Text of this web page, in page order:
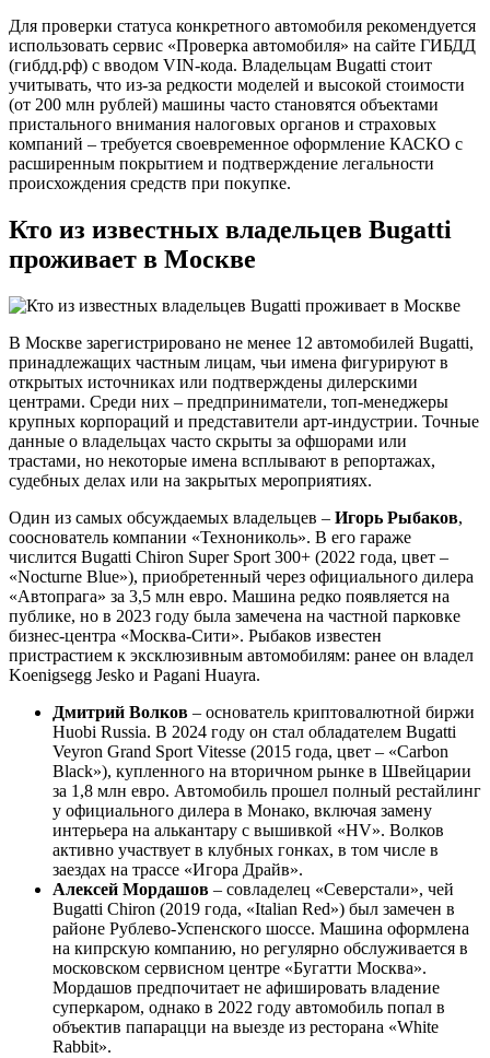
Для проверки статуса конкретного автомобиля рекомендуется
использовать сервис «Проверка автомобиля» на сайте ГИБДД
(гибдд.рф) с вводом VIN-кода. Владельцам Bugatti стоит
учитывать, что из-за редкости моделей и высокой стоимости
(от 200 млн рублей) машины часто становятся объектами
пристального внимания налоговых органов и страховых
компаний – требуется своевременное оформление КАСКО с
расширенным покрытием и подтверждение легальности
происхождения средств при покупке.
Кто из известных владельцев Bugatti
проживает в Москве
В Москве зарегистрировано не менее 12 автомобилей Bugatti,
принадлежащих частным лицам, чьи имена фигурируют в
открытых источниках или подтверждены дилерскими
центрами. Среди них – предприниматели, топ-менеджеры
крупных корпораций и представители арт-индустрии. Точные
данные о владельцах часто скрыты за офшорами или
трастами, но некоторые имена всплывают в репортажах,
судебных делах или на закрытых мероприятиях.
Один из самых обсуждаемых владельцев – Игорь Рыбаков,
сооснователь компании «Технониколь». В его гараже
числится Bugatti Chiron Super Sport 300+ (2022 года, цвет –
«Nocturne Blue»), приобретенный через официального дилера
«Автопрага» за 3,5 млн евро. Машина редко появляется на
публике, но в 2023 году была замечена на частной парковке
бизнес-центра «Москва-Сити». Рыбаков известен
пристрастием к эксклюзивным автомобилям: ранее он владел
Koenigsegg Jesko и Pagani Huayra.
Дмитрий Волков – основатель криптовалютной биржи
Huobi Russia. В 2024 году он стал обладателем Bugatti
Veyron Grand Sport Vitesse (2015 года, цвет – «Carbon
Black»), купленного на вторичном рынке в Швейцарии
за 1,8 млн евро. Автомобиль прошел полный рестайлинг
у официального дилера в Монако, включая замену
интерьера на алькантару с вышивкой «HV». Волков
активно участвует в клубных гонках, в том числе в
заездах на трассе «Игора Драйв».
Алексей Мордашов – совладелец «Северстали», чей
Bugatti Chiron (2019 года, «Italian Red») был замечен в
районе Рублево-Успенского шоссе. Машина оформлена
на кипрскую компанию, но регулярно обслуживается в
московском сервисном центре «Бугатти Москва».
Мордашов предпочитает не афишировать владение
суперкаром, однако в 2022 году автомобиль попал в
объектив папарацци на выезде из ресторана «White
Rabbit».